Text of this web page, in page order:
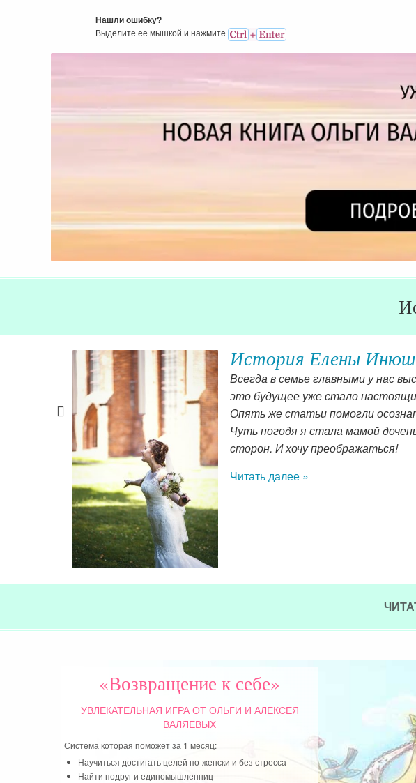
Нашли ошибку?
Выделите ее мышкой и нажмитe
История Елены
Всегда в семье главными у нас
это будущее уже стало
Опять же статьи помогли
Чуть погодя я стала мамой
сторон. И хочу преображаться!
Читать далее »
«Возвращение к себе»
УВЛЕКАТЕЛЬНАЯ ИГРАОТ ОЛЬГИ И АЛЕКСЕЯ
ВАЛЯЕВЫХ
Система которая поможет за 1 месяц:
Научиться достигать целей по-женски и без стресса
Найти подруг и единомышленниц